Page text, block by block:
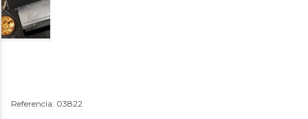
Referencia: 03822